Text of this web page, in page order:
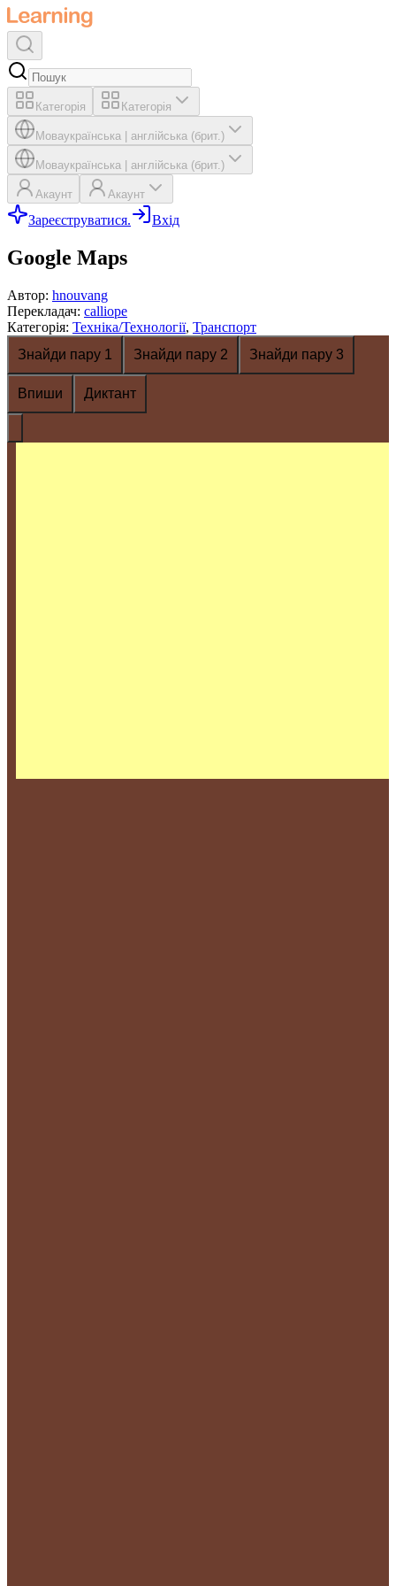
Категорія Категорія
Моваукраїнська англійська (брит.)
Моваукраїнська англійська (брит.)
Акаунт Акаунт
Зареєструватися. Вхід
Google Maps
Автор: hnouvang
Перекладач: calliope
Категорія: Техніка/Технології, Транспорт
Знайди пару 1
Знайди пару 2 Знайди пару 3
Впиши Диктант